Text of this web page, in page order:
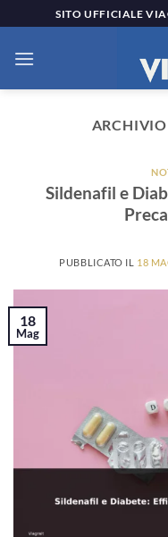
ai
contenuti
SITO UFFICIALE
Sildenafil e
PUBBLICATO IL 18
18
Mag